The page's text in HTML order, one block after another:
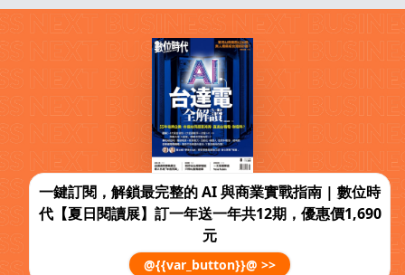
一鍵訂閱，解鎖最完整的 AI 與商業實戰指南 | 數位時
代【夏日閱讀展】訂一年送一年共12期，優惠價1,690
元
@{{var_button}}@ >>